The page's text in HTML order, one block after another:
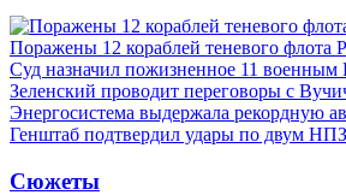
Поражены 12 кораблей теневого флота
Суд назначил пожизненное 11
Зеленский проводит переговоры с
Энергосистема выдержала рекордную
Генштаб подтвердил удары по двум
Сюжеты